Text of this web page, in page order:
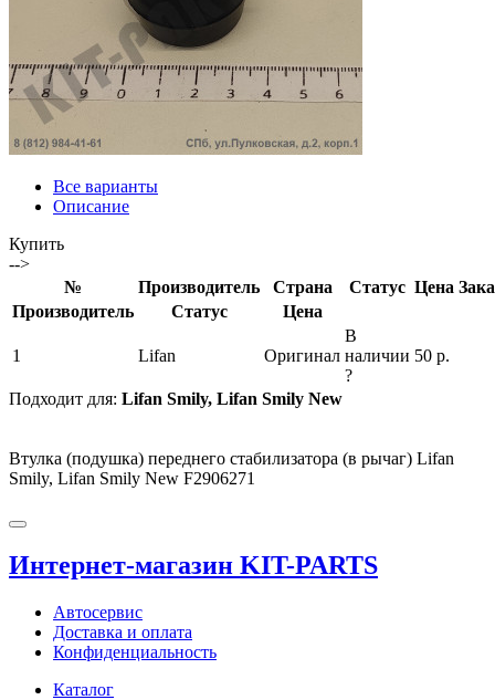
Все варианты
Описание
Купить
-->
№
Производитель Страна Статус Цена
Производитель
Статус Цена
1 Lifan Оригинал
В
наличии
?
50 р.
Подходит для: Lifan Smily, Lifan Smily New
Втулка (подушка) переднего стабилизатора (в рычаг) Lifan
Smily, Lifan Smily New F2906271
Интернет-магазин KIT-PARTS
Автосервис
Доставка и оплата
Конфиденциальность
Каталог